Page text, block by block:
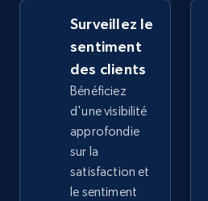
Seller reviews, Breadcrumbs,
more.
2.5K+ 359+
eBay - Collect records by
URL, Product id, Title, Seller
Seller reviews, Breadcrumbs,
Surveillez le
sentiment
des clients
Bénéficiez
d'une visibilité
approfondie
sur la
satisfaction et
le sentiment